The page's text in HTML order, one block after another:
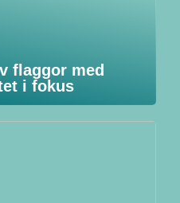
flaggor med
i fokus